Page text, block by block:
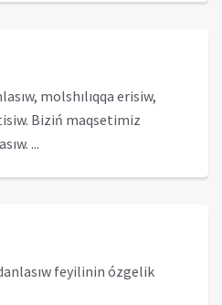
molshılıqqa erisiw,
Biziń maqsetimiz
...
feyilinin ózgelik